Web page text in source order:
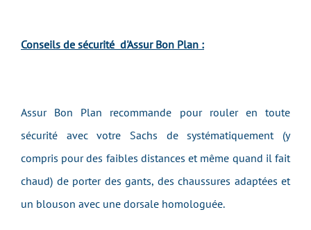
Conseils de sécurité d'Assur Bon Plan :
Assur Bon Plan recommande pour rouler en toute
sécurité avec votre Sachs de systématiquement (y
compris pour des faibles distances et même quand il fait
chaud) de porter des gants, des chaussures adaptées et
un blouson avec une dorsale homologuée.